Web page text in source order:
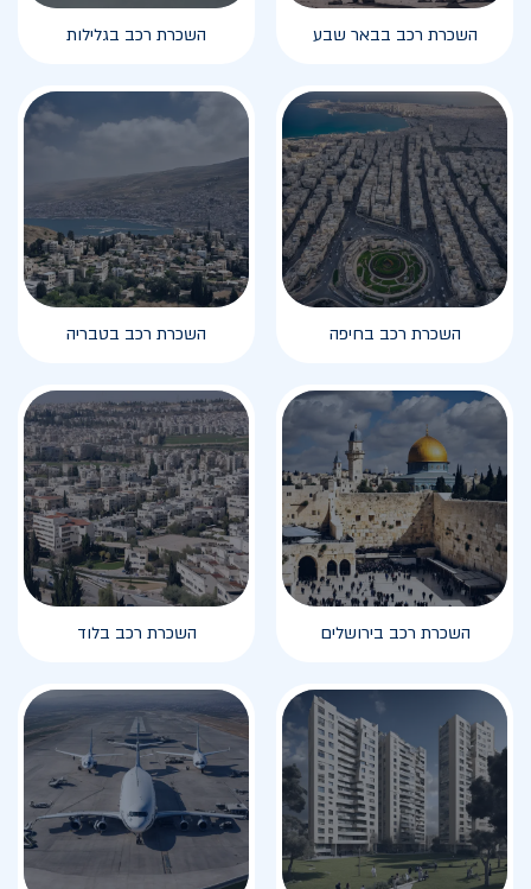
השכרת רכב בבאר שבע השכרת רכב בגלילות
השכרת רכב בחיפה השכרת רכב בטבריה
השכרת רכב בירושלים השכרת רכב בלוד